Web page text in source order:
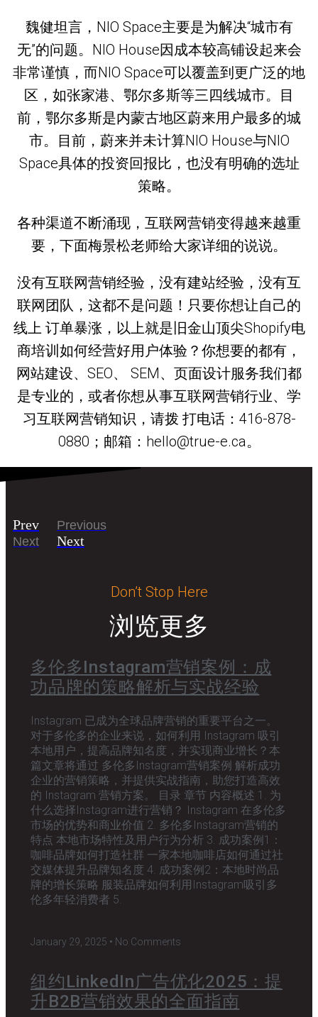
魏健坦言，NIO Space主要是为解决“城市有
无”的问题。NIO House因成本较高铺设起来会
非常谨慎，而NIO Space可以覆盖到更广泛的地
区，如张家港、鄂尔多斯等三四线城市。目
前，鄂尔多斯是内蒙古地区蔚来用户最多的城
市。目前，蔚来并未计算NIO House与NIO
Space具体的投资回报比，也没有明确的选址
策略。
各种渠道不断涌现，互联网营销变得越来越重
要，下面梅景松老师给大家详细的说说。
没有互联网营销经验，没有建站经验，没有互
联网团队，这都不是问题！只要你想让自己的
线上 订单暴涨，以上就是旧金山顶尖Shopify电
商培训如何经营好用户体验？你想要的都有，
网站建设、SEO、 SEM、页面设计服务我们都
是专业的，或者你想从事互联网营销行业、学
习互联网营销知识，请拨 打电话：416-878-
0880；邮箱：hello@true-e.ca。
Prev
Previous
Next
Next
Don’t Stop Here
浏览更多
多伦多Instagram营销案例：成
功品牌的策略解析与实战经验
Instagram 已成为全球品牌营销的重要平台之一。
对于多伦多的企业来说，如何利用 Instagram 吸引
本地用户，提高品牌知名度，并实现商业增长？本
篇文章将通过 多伦多Instagram营销案例 解析成功
企业的营销策略，并提供实战指南，助您打造高效
的 Instagram 营销方案。 目录 章节 内容概述 1. 为
什么选择Instagram进行营销？ Instagram 在多伦多
市场的优势和商业价值 2. 多伦多Instagram营销的
特点 本地市场特性及用户行为分析 3. 成功案例1：
咖啡品牌如何打造社群 一家本地咖啡店如何通过社
交媒体提升品牌知名度 4. 成功案例2：本地时尚品
牌的增长策略 服装品牌如何利用Instagram吸引多
伦多年轻消费者 5.
January 29, 2025 No Comments
纽约LinkedIn广告优化2025：提
升B2B营销效果的全面指南